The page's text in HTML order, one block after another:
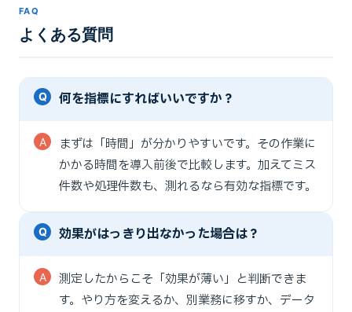
FAQ
よくある質問
何を指標にすればいいですか？
まずは「時間」が分かりやすいです。その作業に
かかる時間を導入前後で比較します。加えてミス
件数や処理件数も、測れるなら有効な指標です。
効果がはっきり出なかった場合は？
測定したからこそ「効果が薄い」と判断できま
す。やり方を変えるか、別業務に移すか、データ